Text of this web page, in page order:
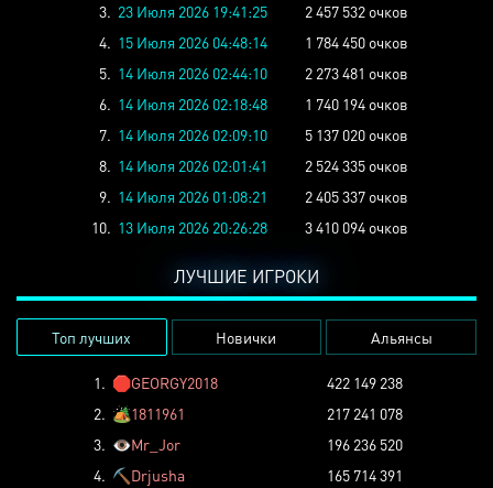
3. 23 Июля 2026 19:41:25
2 457 532 очков
4. 15 Июля 2026 04:48:14
1 784 450 очков
5. 14 Июля 2026 02:44:10
2 273 481 очков
6. 14 Июля 2026 02:18:48
1 740 194 очков
7. 14 Июля 2026 02:09:10
5 137 020 очков
8. 14 Июля 2026 02:01:41
2 524 335 очков
9. 14 Июля 2026 01:08:21
2 405 337 очков
10. 13 Июля 2026 20:26:28 3 410 094 очков
ЛУЧШИЕ ИГРОКИ
Топ лучших Новички Альянсы
1. 🛑GEORGY2018
422 149 238
2. 🏕️1811961
217 241 078
3. 👁️Mr_Jor
196 236 520
4. ⛏️ Drjusha
165 714 391